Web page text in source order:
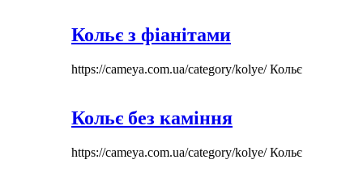
Кольє з фіанітами
https://cameya.com.ua/category/kolye/Кольє
Кольє без каміння
https://cameya.com.ua/category/kolye/Кольє